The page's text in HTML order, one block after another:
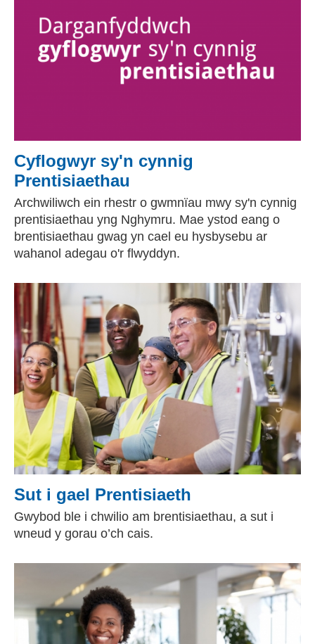
Cyflogwyr sy'n cynnig
Prentisiaethau
Archwiliwch ein rhestr o gwmnïau mwy sy'n cynnig
prentisiaethau yng Nghymru. Mae ystod eang o
brentisiaethau gwag yn cael eu hysbysebu ar
wahanol adegau o'r flwyddyn.
Sut i gael Prentisiaeth
Gwybod ble i chwilio am brentisiaethau, a sut i
wneud y gorau o’ch cais.